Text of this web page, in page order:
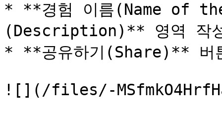
* **경험 이름(Name of
(Description)** 영역 작
* **공유하기(Share)** 버
![](/files/-